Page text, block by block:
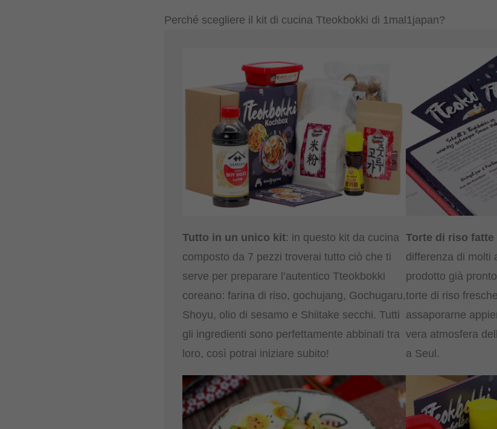
Perché scegliere il kit di cucina Tteokbokki di 1mal1japan?
Tutto in un unico kit: in questo kit da cucina
composto da 7 pezzi troverai tutto ciò che ti
serve per preparare l’autentico Tteokbokki
coreano: farina di riso, gochujang, Gochugaru,
Shoyu, olio di sesamo e Shiitake secchi. Tutti
gli ingredienti sono perfettamente abbinati tra
loro, così potrai iniziare subito!
Torte di riso
differenza di molti
prodotto già
torte di riso
assaporarne
vera atmosfera
a Seul.